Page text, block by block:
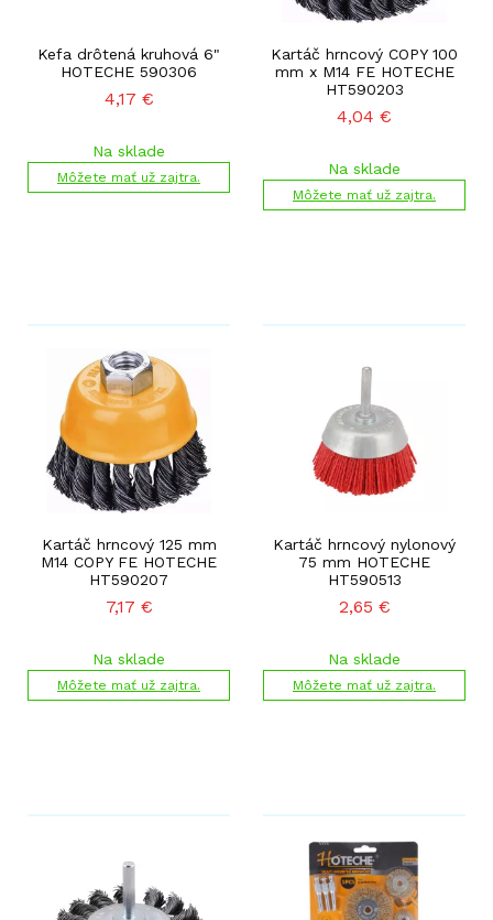
Kefa drôtená kruhová 6"
HOTECHE 590306
4,17 €
Na sklade
Môžete mať už zajtra.
Kartáč hrncový COPY 100
mm x M14 FE HOTECHE
HT590203
4,04 €
Na sklade
Môžete mať už zajtra.
Kartáč hrncový 125 mm
M14 COPY FE HOTECHE
HT590207
7,17 €
Na sklade
Môžete mať už zajtra.
Kartáč hrncový nylonový
75 mm HOTECHE
HT590513
2,65 €
Na sklade
Môžete mať už zajtra.